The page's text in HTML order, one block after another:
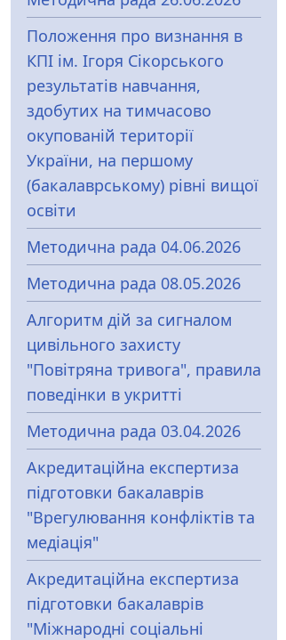
Положення про визнання в
КПІ ім. Ігоря Сікорського
результатів навчання,
здобутих на тимчасово
окупованій території
України, на першому
(бакалаврському) рівні вищої
освіти
Методична рада 04.06.2026
Методична рада 08.05.2026
Алгоритм дій за сигналом
цивільного захисту
"Повітряна тривога", правила
поведінки в укритті
Методична рада 03.04.2026
Акредитаційна експертиза
підготовки бакалаврів
"Врегулювання конфліктів та
медіація"
Акредитаційна експертиза
підготовки бакалаврів
"Міжнародні соціальні